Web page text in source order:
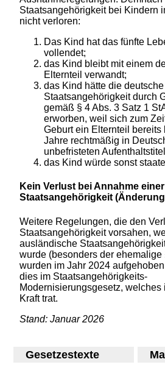
Staatsangehörigkeit bei Kindern
nicht verloren:
Das Kind hat das fünfte
vollendet;
das Kind bleibt mit einem
Elternteil verwandt;
das Kind hätte die deutsche
Staatsangehörigkeit durch
gemäß § 4 Abs. 3 Satz 1
erworben, weil sich zum
Geburt ein Elternteil bereits
Jahre rechtmäßig in
unbefristeten
das Kind würde sonst
Kein Verlust bei Annahme
Staatsangehörigkeit
Weitere Regelungen, die den
Staatsangehörigkeit vorsahen,
ausländische
wurde (besonders der ehemalige
wurden im Jahr 2024
dies im Staatsangehörigkeits-
Modernisierungsgesetz, welches
Kraft trat.
Stand: Januar 2026
Gesetzestexte